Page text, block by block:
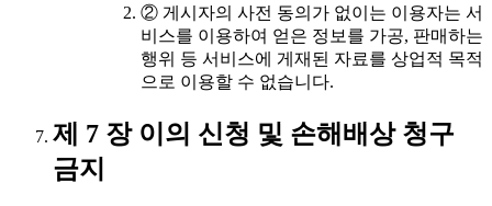
② 게시자의 사전 동의가 없이는 이용자는 서
비스를 이용하여 얻은 정보를 가공, 판매하는
행위 등 서비스에 게재된 자료를 상업적 목적
으로 이용할 수 없습니다.
제 7 장 이의 신청 및 손해배상 청구
금지